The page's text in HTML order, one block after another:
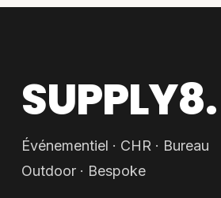
SUPPLY8.
Événementiel · CHR · Bureau
Outdoor · Bespoke